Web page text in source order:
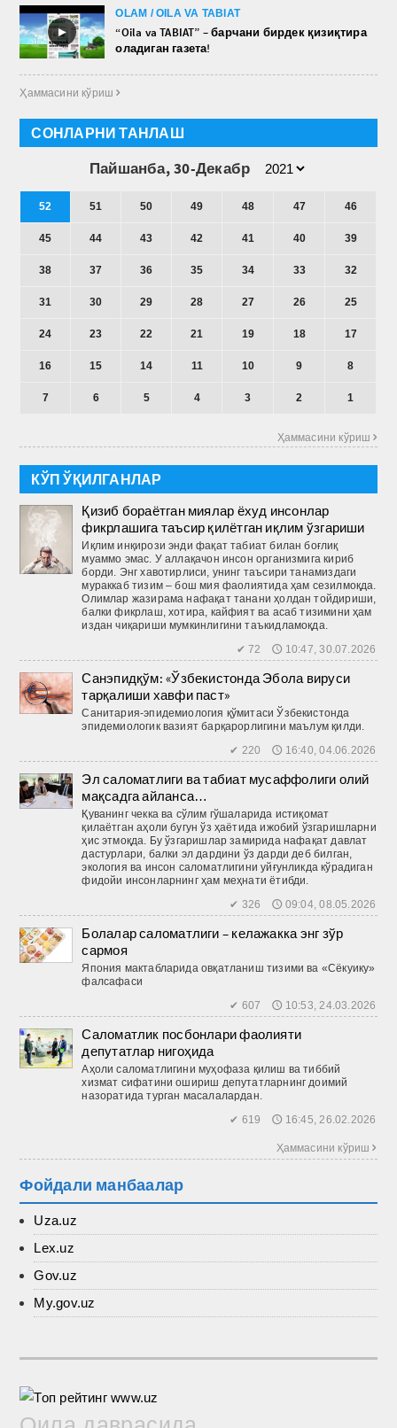
►
OLAM / OILA VA TABIAT
“Oila va TABIAT” – барчани бирдек қизиқтира
оладиган газета!
Ҳаммасини кўриш 
СОНЛАРНИ ТАНЛАШ
Пайшанба, 30-Декабр
52 51 50 49 48 47 46
45 44 43 42 41 40 39
38 37 36 35 34 33 32
31 30 29 28 27 26 25
24 23 22 21 19 18 17
16 15 14 11 10 9 8
7 6 5 4 3 2 1
Ҳаммасини кўриш 
КЎП ЎҚИЛГАНЛАР
Қизиб бораётган миялар ёхуд инсонлар
фикрлашига таъсир қилётган иқлим ўзгариши
Иқлим инқирози энди фақат табиат билан боғлиқ
муаммо эмас. У аллақачон инсон организмига кириб
борди. Энг хавотирлиси, унинг таъсири танамиздаги
мураккаб тизим – бош мия фаолиятида ҳам сезилмоқда.
Олимлар жазирама нафақат танани ҳолдан тойдириши,
балки фикрлаш, хотира, кайфият ва асаб тизимини ҳам
издан чиқариши мумкинлигини таъкид­ламоқда.
✔ 72 🕔 10:47, 30.07.2026
Санэпидқўм: «Ўзбекистонда Эбола вируси
тарқалиши хавфи паст»
Санитария-эпидемиология қўмитаси Ўзбекистонда
эпидемиологик вазият барқарорлигини маълум қилди.
✔ 220 🕔 16:40, 04.06.2026
Эл саломатлиги ва табиат мусаффолиги олий
мақсадга айланса…
Қуванинг чекка ва сўлим гўшаларида истиқомат
қилаётган аҳоли бугун ўз ҳаётида ижобий ўзгаришларни
ҳис этмоқда. Бу ўзгаришлар замирида нафақат давлат
дастурлари, балки эл дардини ўз дарди деб билган,
экология ва инсон саломатлигини уйғунликда кўрадиган
фидойи инсонларнинг ҳам меҳнати ётибди.
✔ 326 🕔 09:04, 08.05.2026
Болалар саломатлиги – келажакка энг зўр
сармоя
Япония мактабларида овқатланиш тизими ва «Сёкуику»
фалсафаси
✔ 607 🕔 10:53, 24.03.2026
Саломатлик посбонлари фаолияти
депутатлар нигоҳида
Аҳоли саломатлигини муҳофаза қилиш ва тиббий
хизмат сифатини ошириш депутатларнинг доимий
назоратида турган масалалардан.
✔ 619 🕔 16:45, 26.02.2026
Ҳаммасини кўриш 
Фойдали манбаалар
Uza.uz
Lex.uz
Gov.uz
My.gov.uz